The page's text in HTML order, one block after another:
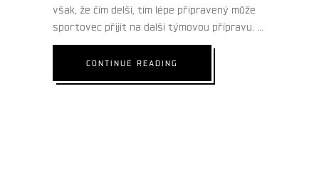
však, že čím delší, tím lépe připravený může
sportovec přijít na další týmovou přípravu.
CONTINUE READING